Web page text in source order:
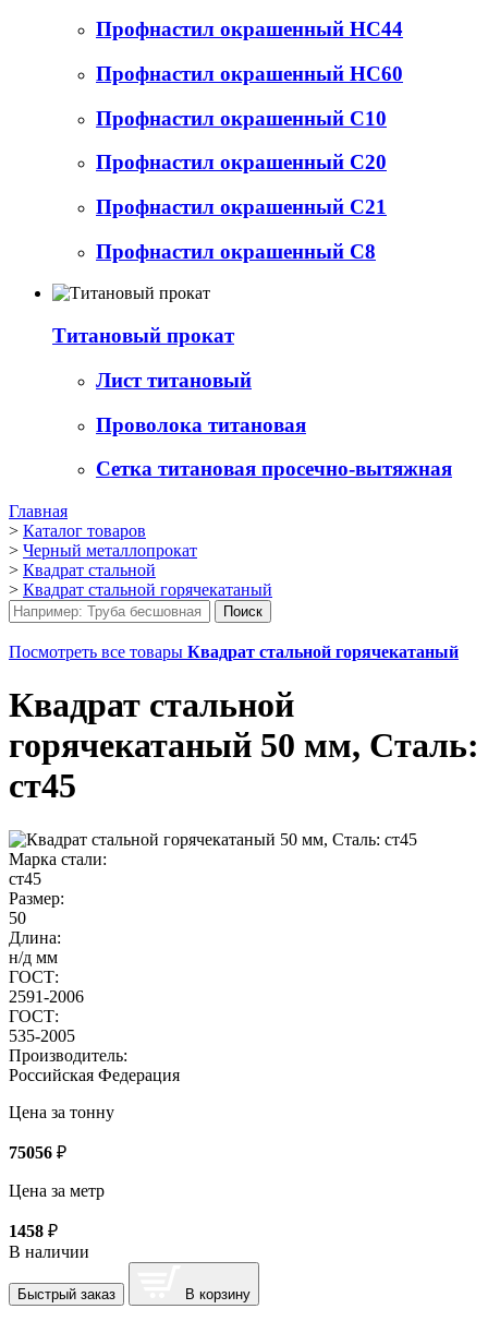
Профнастил окрашенный НС44
Профнастил окрашенный НС60
Профнастил окрашенный С10
Профнастил окрашенный С20
Профнастил окрашенный С21
Профнастил окрашенный С8
Титановый прокат
Лист титановый
Проволока титановая
Сетка титановая просечно-вытяжная
Главная
> Каталог товаров
> Черный металлопрокат
> Квадрат стальной
> Квадрат стальной горячекатаный
Посмотреть все товары Квадрат стальной горячекатаный
Квадрат стальной
горячекатаный 50 мм, Сталь:
ст45
Марка стали:
ст45
Размер:
50
Длина:
н/д мм
ГОСТ:
2591-2006
ГОСТ:
535-2005
Производитель:
Российская Федерация
Цена за тонну
75056 ₽
Цена за метр
1458 ₽
В наличии
Быстрый заказ В корзину